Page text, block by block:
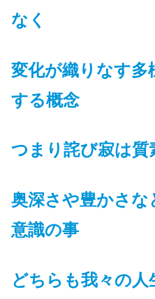
なく
変化が織りなす多
する概念
つまり詫び寂は質
奥深さや豊かさ
意識の事
どちらも我々の人